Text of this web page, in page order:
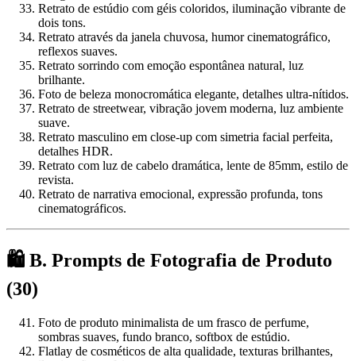
Retrato de estúdio com géis coloridos, iluminação vibrante de
dois tons.
Retrato através da janela chuvosa, humor cinematográfico,
reflexos suaves.
Retrato sorrindo com emoção espontânea natural, luz
brilhante.
Foto de beleza monocromática elegante, detalhes ultra-nítidos.
Retrato de streetwear, vibração jovem moderna, luz ambiente
suave.
Retrato masculino em close-up com simetria facial perfeita,
detalhes HDR.
Retrato com luz de cabelo dramática, lente de 85mm, estilo de
revista.
Retrato de narrativa emocional, expressão profunda, tons
cinematográficos.
🛍️ B. Prompts de Fotografia de Produto
(30)
Foto de produto minimalista de um frasco de perfume,
sombras suaves, fundo branco, softbox de estúdio.
Flatlay de cosméticos de alta qualidade, texturas brilhantes,